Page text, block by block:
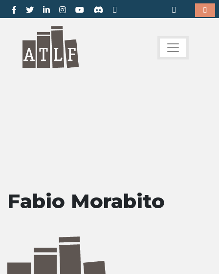
Fabio Morabito